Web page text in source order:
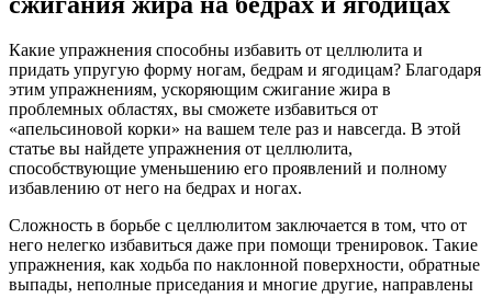
Какие упражнения способны избавить от целлюлита и
придать упругую форму ногам, бедрам и ягодицам? Благодаря
этим упражнениям, ускоряющим сжигание жира в
проблемных областях, вы сможете избавиться от
«апельсиновой корки» на вашем теле раз и навсегда. В этой
статье вы найдете упражнения от целлюлита,
способствующие уменьшению его проявлений и полному
избавлению от него на бедрах и ногах.
Сложность в борьбе с целлюлитом заключается в том, что от
него нелегко избавиться даже при помощи тренировок. Такие
упражнения, как ходьба по наклонной поверхности, обратные
выпады, неполные приседания и многие другие, направлены